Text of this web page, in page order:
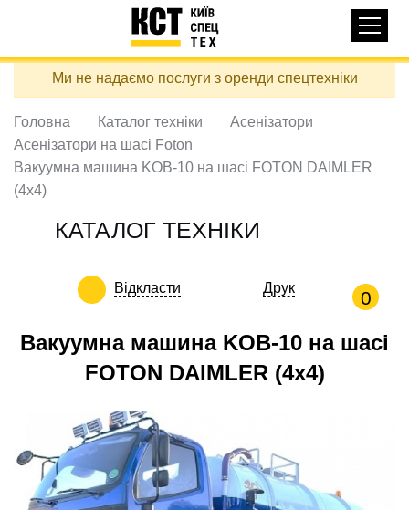
Перейти
вмісту
навигация
КАТАЛОГ ТЕХНІКИ
ДОСТАВКА ТА ОПЛАТА
ПРО НАС
ВІДГУКИ
КОНТАКТИ
КОРИСНІ СТАТТІ
Ми не надаємо послуги з оренди спецтехніки
Головна Каталог техніки
Асенізатори
Асенізатори на шасі Foton
Вакуумна машина KOB-10 на шасі FOTON DAIMLER
(4х4)
КАТАЛОГ ТЕХНІКИ
Відкласти Друк 0
Вакуумна машина KOB-10 на шасі
FOTON DAIMLER (4х4)